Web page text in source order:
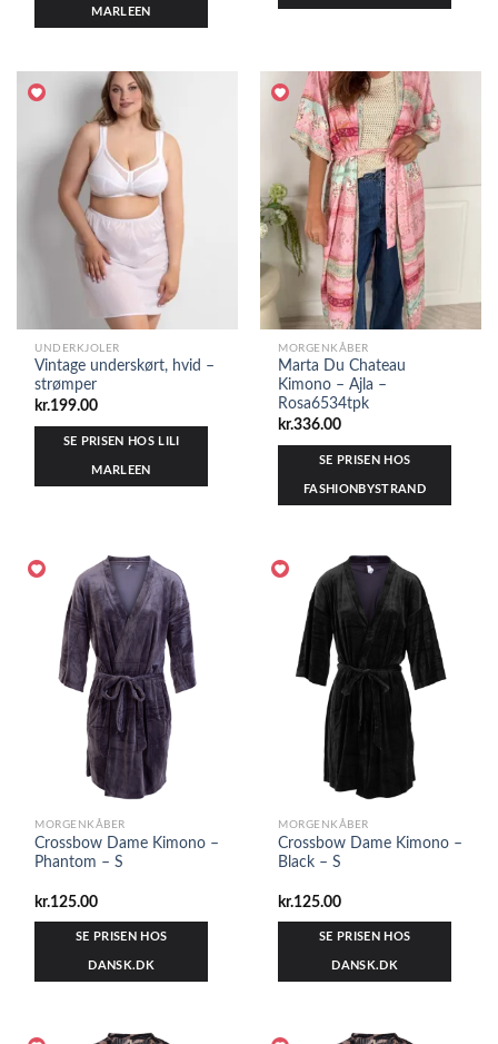
MARLEEN
UNDERKJOLER
Vintage underskørt, hvid –
strømper
kr.199.00
SE PRISEN HOS LILI
MARLEEN
MORGENKÅBER
Marta Du Chateau
Kimono – Ajla –
Rosa6534tpk
kr.336.00
SE PRISEN HOS
FASHIONBYSTRAND
MORGENKÅBER
Crossbow Dame Kimono –
Phantom – S
kr.125.00
SE PRISEN HOS
DANSK.DK
MORGENKÅBER
Crossbow Dame Kimono –
Black – S
kr.125.00
SE PRISEN HOS
DANSK.DK